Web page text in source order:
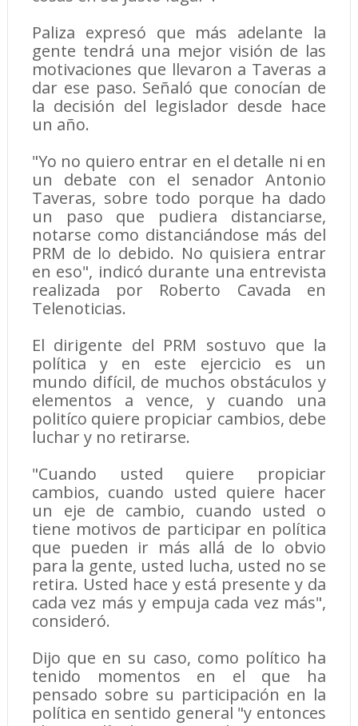
Paliza expresó que más adelante la
gente tendrá una mejor visión de las
motivaciones que llevaron a Taveras a
dar ese paso. Señaló que conocían de
la decisión del legislador desde hace
un año.
"Yo no quiero entrar en el detalle ni en
un debate con el senador Antonio
Taveras, sobre todo porque ha dado
un paso que pudiera distanciarse,
notarse como distanciándose más del
PRM de lo debido. No quisiera entrar
en eso", indicó durante una entrevista
realizada por Roberto Cavada en
Telenoticias.
El dirigente del PRM sostuvo que la
política y en este ejercicio es un
mundo difícil, de muchos obstáculos y
elementos a vence, y cuando una
politíco quiere propiciar cambios, debe
luchar y no retirarse.
"Cuando usted quiere propiciar
cambios, cuando usted quiere hacer
un eje de cambio, cuando usted o
tiene motivos de participar en política
que pueden ir más allá de lo obvio
para la gente, usted lucha, usted no se
retira. Usted hace y está presente y da
cada vez más y empuja cada vez más",
consideró.
Dijo que en su caso, como político ha
tenido momentos en el que ha
pensado sobre su participación en la
política en sentido general "y entonces